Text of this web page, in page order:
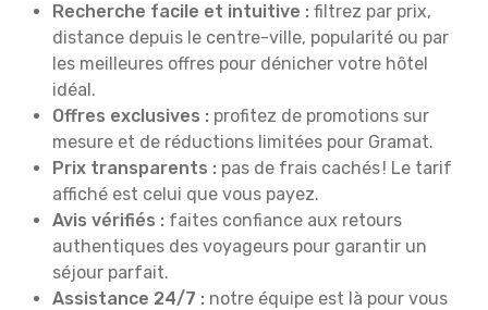
Recherche facile et intuitive : filtrez par prix,
distance depuis le centre-ville, popularité ou par
les meilleures offres pour dénicher votre hôtel
idéal.
Offres exclusives : profitez de promotions sur
mesure et de réductions limitées pour Gramat.
Prix transparents : pas de frais cachés ! Le tarif
affiché est celui que vous payez.
Avis vérifiés : faites confiance aux retours
authentiques des voyageurs pour garantir un
séjour parfait.
Assistance 24/7 : notre équipe est là pour vous